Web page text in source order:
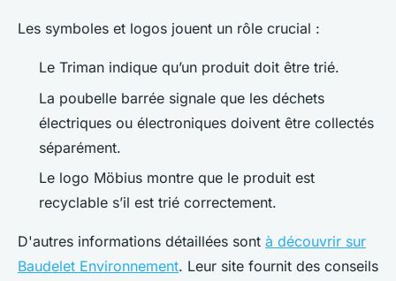
Les symboles et logos jouent un rôle crucial :
Le Triman indique qu’un produit doit être trié.
La poubelle barrée signale que les déchets
électriques ou électroniques doivent être collectés
séparément.
Le logo Möbius montre que le produit est
recyclable s’il est trié correctement.
D'autres informations détaillées sont à découvrir sur
Baudelet Environnement. Leur site fournit des conseils